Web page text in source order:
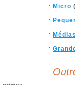
Micro
Médias